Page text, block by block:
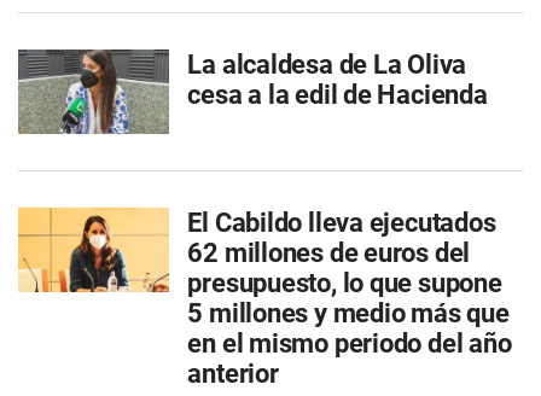
La alcaldesa de La Oliva
cesa a la edil de Hacienda
El Cabildo lleva ejecutados
62 millones de euros del
presupuesto, lo que supone
5 millones y medio más que
en el mismo periodo del año
anterior